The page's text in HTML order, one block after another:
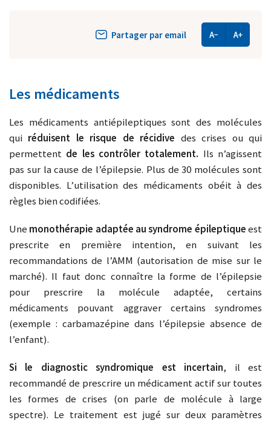
Partager par email
Les médicaments
Les médicaments antiépileptiques sont des molécules
qui réduisent le risque de récidive des crises ou qui
permettent de les contrôler totalement. Ils n’agissent
pas sur la cause de l’épilepsie. Plus de 30 molécules sont
disponibles. L’utilisation des médicaments obéit à des
règles bien codifiées.
Une monothérapie adaptée au syndrome épileptiqueest
prescrite en première intention, en suivant les
recommandations de l’AMM (autorisation de mise sur le
marché). Il faut donc connaître la forme de l’épilepsie
pour prescrire la molécule adaptée, certains
médicaments pouvant aggraver certains syndromes
(exemple : carbamazépine dans l’épilepsie absence de
l’enfant).
Si le diagnostic syndromique est incertain, il est
recommandé de prescrire un médicament actif sur toutes
les formes de crises (on parle de molécule à large
spectre). Le traitement est jugé sur deux paramètres